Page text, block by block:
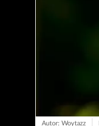
Autor: Woytazz